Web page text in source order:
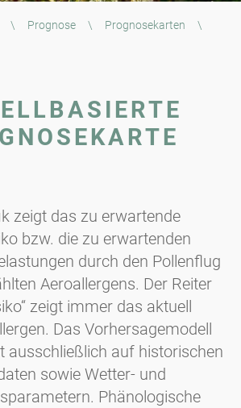
\ Prognose \ Prognosekarten
\
zeigt das zu erwartende
bzw. die zu erwartenden
durch den Pollenflug
Aeroallergens. Der Reiter
zeigt immer das aktuell
Das Vorhersagemodell
ausschließlich auf historischen
sowie Wetter- und
Phänologische